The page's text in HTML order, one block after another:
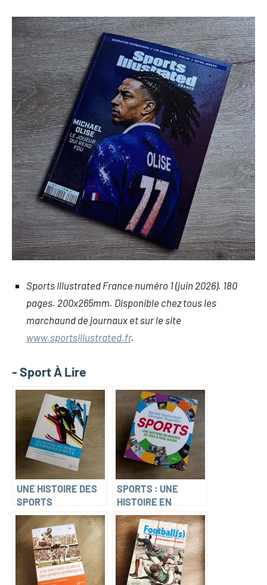
Sports Illustrated France numéro 1 (juin 2026). 180
pages. 200x265mm. Disponible chez tous les
marchaund de journaux et sur le site
www.sportsillustrated.fr.
- Sport À Lire
UNE HISTOIRE DES
SPORTS
OLYMPIQUES
D’HIVER (Michaël
Attali, Yohann
Fortune, Louis
Violette)
SPORTS : UNE
HISTOIRE EN
IMAGES, DE 1860 À
NOS JOURS (Michel
Pastoureau &
Georges Vigarello)